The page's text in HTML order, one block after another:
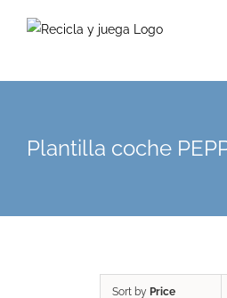
Plantilla coche
Sort by Price